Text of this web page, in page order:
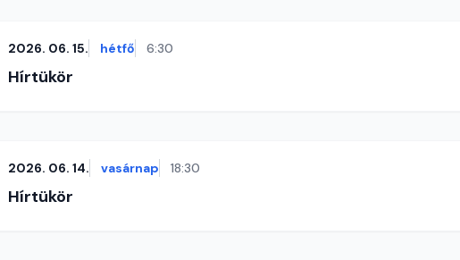
2026. 06. 15. hétfő 6:30
Hírtükör
2026. 06. 14. vasárnap 18:30
Hírtükör